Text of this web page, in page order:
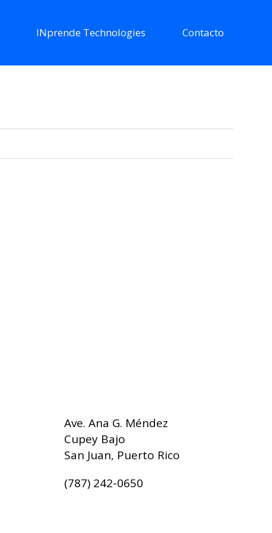
INprende Technologies Contacto
Ave. Ana G. Méndez
Cupey Bajo
San Juan, Puerto Rico
(787) 242-0650